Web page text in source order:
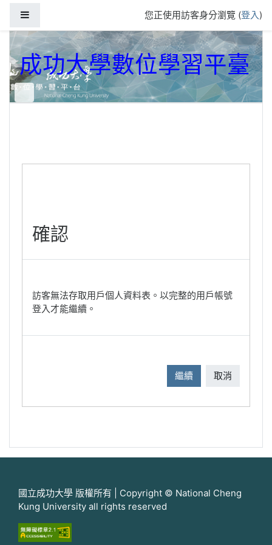
您正使用訪客身分瀏覽 (登入)
成功大學數位學習平臺
確認
訪客無法存取用戶個人資料表。以完整的用戶帳號
登入才能繼續。
繼續 取消
國立成功大學 版權所有 | Copyright © National Cheng
Kung University all rights reserved